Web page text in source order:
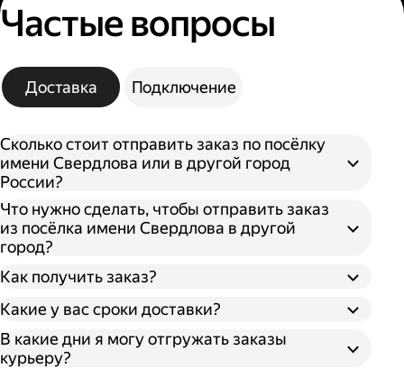
Частые вопросы
Доставка Подключение
Сколько стоит отправить заказ по посёлку
имени Свердлова или в другой город
России?
Откройте кабинет для бизнеса;
Что нужно сделать, чтобы отправить заказ
из посёлка имени Свердлова в другой
город?
Как получить заказ?
Какие у вас сроки доставки?
В какие дни я могу отгружать заказы
курьеру?